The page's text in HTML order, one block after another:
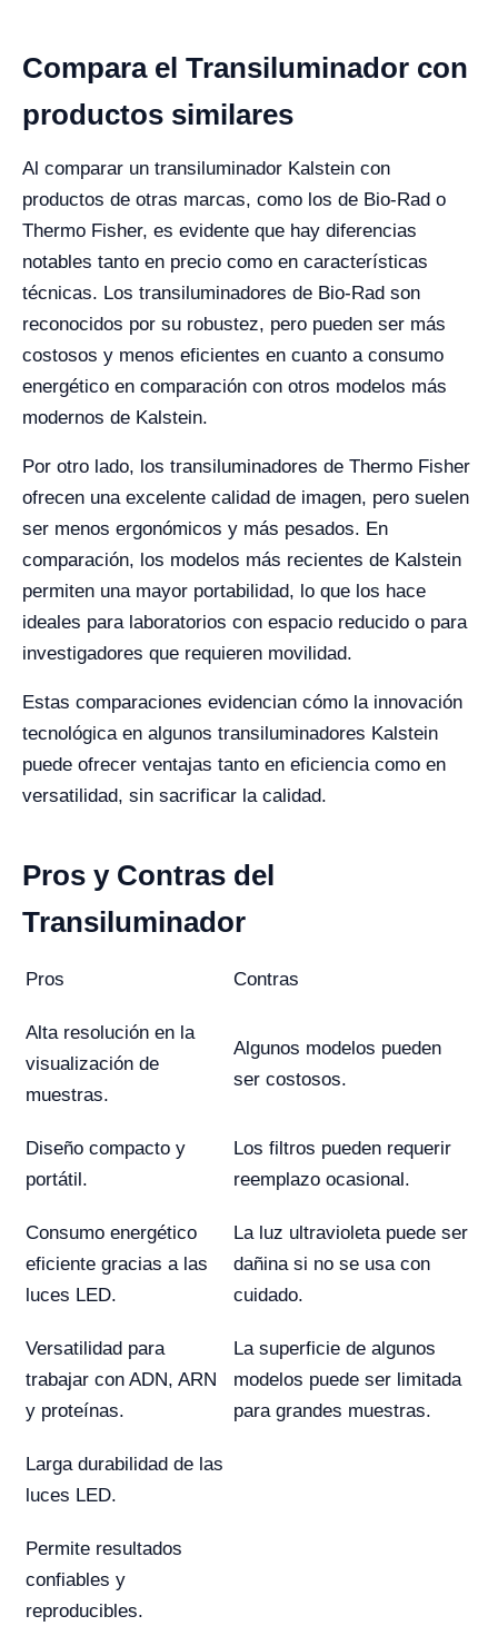
Compara el Transiluminador con
productos similares
Al comparar un transiluminador Kalstein con
productos de otras marcas, como los de Bio-Rad o
Thermo Fisher, es evidente que hay diferencias
notables tanto en precio como en características
técnicas. Los transiluminadores de Bio-Rad son
reconocidos por su robustez, pero pueden ser más
costosos y menos eficientes en cuanto a consumo
energético en comparación con otros modelos más
modernos de Kalstein.
Por otro lado, los transiluminadores de Thermo Fisher
ofrecen una excelente calidad de imagen, pero suelen
ser menos ergonómicos y más pesados. En
comparación, los modelos más recientes de Kalstein
permiten una mayor portabilidad, lo que los hace
ideales para laboratorios con espacio reducido o para
investigadores que requieren movilidad.
Estas comparaciones evidencian cómo la innovación
tecnológica en algunos transiluminadores Kalstein
puede ofrecer ventajas tanto en eficiencia como en
versatilidad, sin sacrificar la calidad.
Pros y Contras del
Transiluminador
Pros Contras
Alta resolución en la
visualización de
muestras.
Algunos modelos pueden
ser costosos.
Diseño compacto y
portátil.
Los filtros pueden requerir
reemplazo ocasional.
Consumo energético
eficiente gracias a las
luces LED.
La luz ultravioleta puede ser
dañina si no se usa con
cuidado.
Versatilidad para
trabajar con ADN, ARN
y proteínas.
La superficie de algunos
modelos puede ser limitada
para grandes muestras.
Larga durabilidad de las
luces LED.
Permite resultados
confiables y
reproducibles.